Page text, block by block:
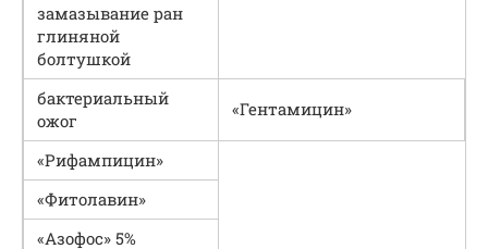
замазывание ран
глиняной
болтушкой
бактериальный
ожог
«Гентамицин»
«Рифампицин»
«Фитолавин»
«Азофос» 5%